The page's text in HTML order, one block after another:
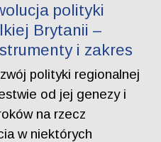
polityki
Brytanii –
i zakres
polityki regionalnej
od jej genezy i
na rzecz
w niektórych